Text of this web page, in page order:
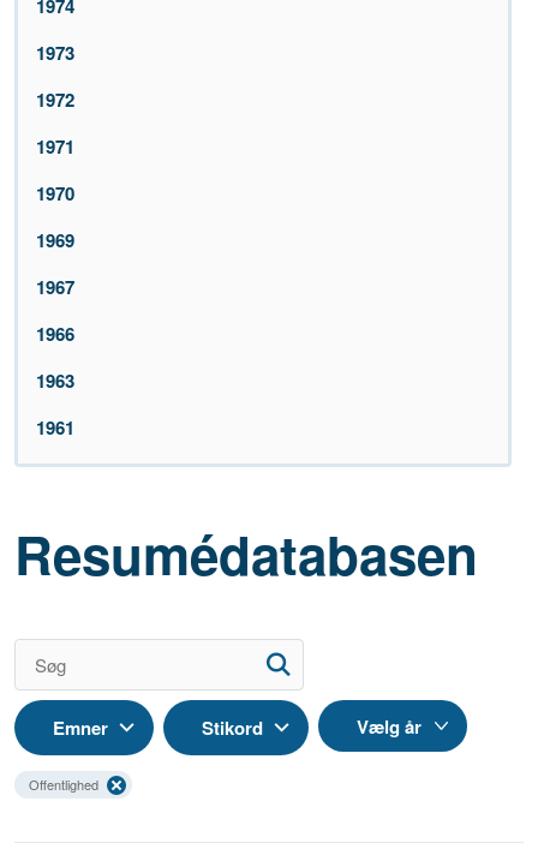
1974
1973
1972
1971
1970
1969
1967
1966
1963
1961
Resumédatabasen
Emner Stikord
Offentlighed